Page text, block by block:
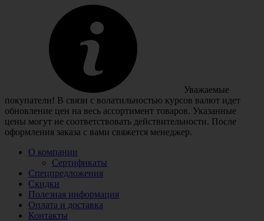
Уважаемые
покупатели! В связи с волатильностью курсов валют идет
обновление цен на весь ассортимент товаров. Указанные
цены могут не соответствовать действительности. После
оформления заказа с вами свяжется менеджер.
О компании
Сертификаты
Спецпредложения
Скидки
Полезная информация
Оплата и доставка
Контакты